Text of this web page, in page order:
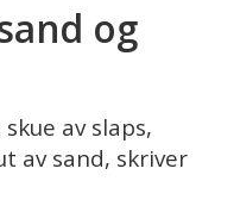
og
av slaps,
av sand, skriver